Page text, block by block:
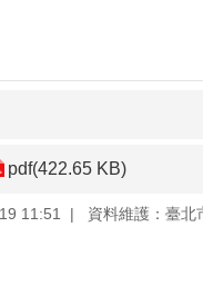
pdf(422.65 KB)
11:51 資料維護：臺北